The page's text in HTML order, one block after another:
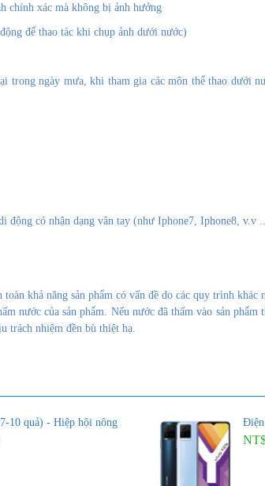
10 quả) - Hiệp hội nông
chính xác mà không bị ảnh hưởng
để thao tác khi chụp ảnh dưới nước)
trong ngày mưa, khi tham gia các môn thể thao dưới
động có nhận dạng vân tay (như Iphone7, Iphone8, v.v
khả năng sản phẩm có vấn đề do các quy trình
nước của sản phẩm. Nếu nước đã thấm vào sản phẩm
trách nhiệm đền bù thiệt hạ.